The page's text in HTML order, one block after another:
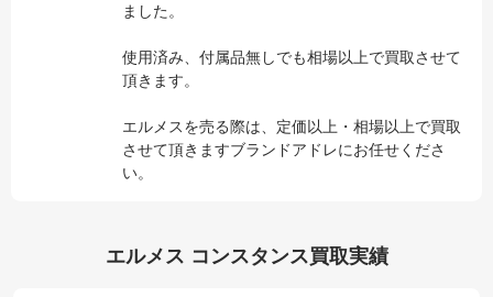
ました。
使用済み、付属品無しでも相場以上で買取させて
頂きます。
エルメスを売る際は、定価以上・相場以上で買取
させて頂きますブランドアドレにお任せくださ
い。
エルメス コンスタンス買取実績